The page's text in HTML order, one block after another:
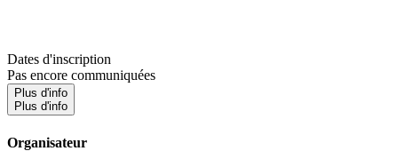
Dates d'inscription
Pas encore communiquées
Plus d'info
Plus d'info
Organisateur